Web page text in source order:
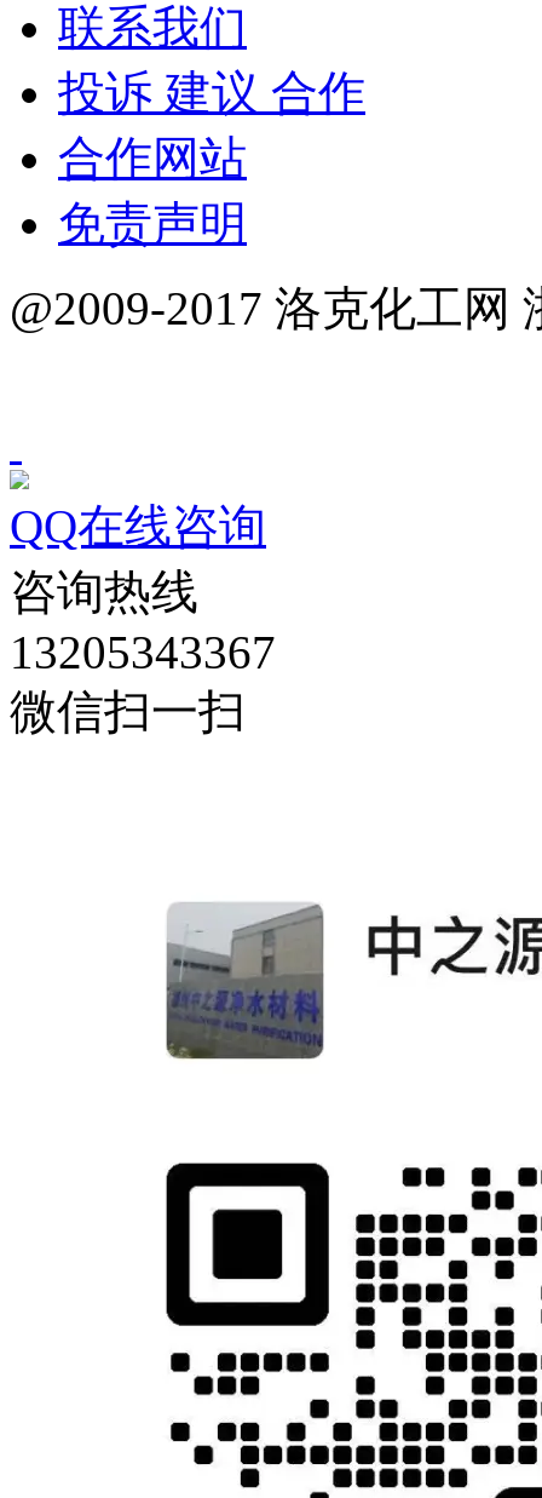
联系我们
投诉 建议 合作
合作网站
免责声明
@2009-2017 洛克化工网
QQ在线咨询
咨询热线
13205343367
微信扫一扫